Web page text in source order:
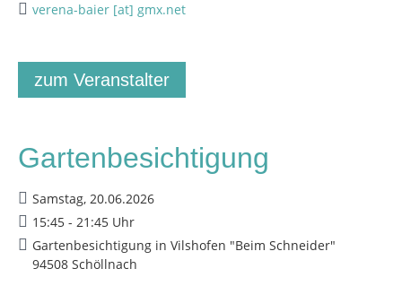
verena-baier [at] gmx.net
zum Veranstalter
Gartenbesichtigung
Samstag, 20.06.2026
15:45 - 21:45 Uhr
Gartenbesichtigung in Vilshofen "Beim Schneider"
94508 Schöllnach